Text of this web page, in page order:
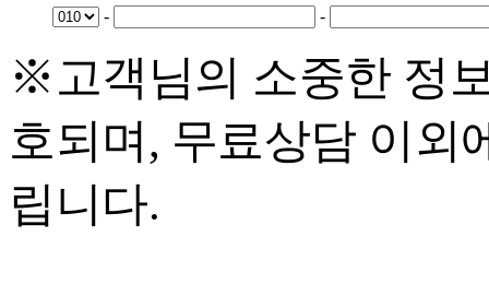
- -
※고객님의 소중한 정
호되며, 무료상담 이외
립니다.